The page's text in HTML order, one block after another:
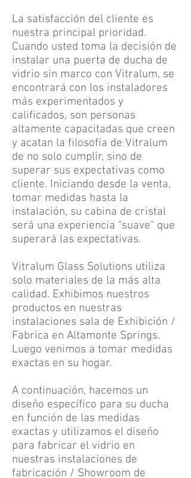
La satisfacción del cliente es
nuestra principal prioridad.
Cuando usted toma la decisión de
instalar una puerta de ducha de
vidrio sin marco con Vitralum, se
encontrará con los instaladores
más experimentados y
calificados, son personas
altamente capacitadas que creen
y acatan la filosofía de Vitralum
de no solo cumplir, sino de
superar sus expectativas como
cliente. Iniciando desde la venta,
tomar medidas hasta la
instalación, su cabina de cristal
será una experiencia "suave" que
superará las expectativas.
Vitralum Glass Solutions utiliza
solo materiales de la más alta
calidad. Exhibimos nuestros
productos en nuestras
instalaciones sala de Exhibición /
Fabrica en Altamonte Springs.
Luego venimos a tomar medidas
exactas en su hogar.
A continuación, hacemos un
diseño específico para su ducha
en función de las medidas
exactas y utilizamos el diseño
para fabricar el vidrio en
nuestras instalaciones de
fabricación / Showroom de